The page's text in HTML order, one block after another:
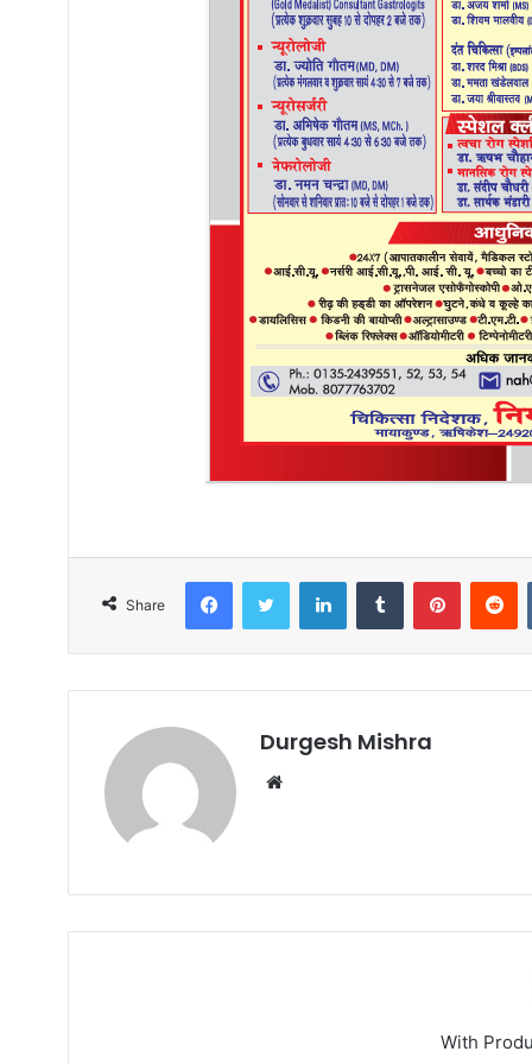
Share
FacebookTwitter LinkedInTumblr Pinterest
Durgesh Mishra
Website
With